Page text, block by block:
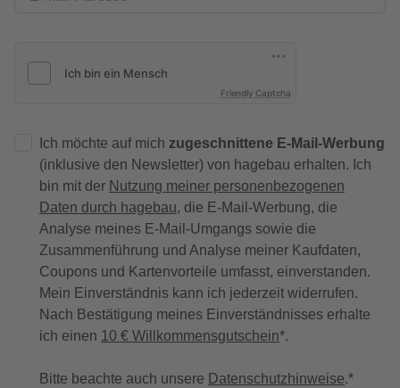
Friendly Captcha
Ich möchte auf mich zugeschnittene E-Mail-Werbung
(inklusive den Newsletter) von hagebau erhalten. Ich
bin mit der Nutzung meiner personenbezogenen
Daten durch hagebau, die E-Mail-Werbung, die
Analyse meines E-Mail-Umgangs sowie die
Zusammenführung und Analyse meiner Kaufdaten,
Coupons und Kartenvorteile umfasst, einverstanden.
Mein Einverständnis kann ich jederzeit widerrufen.
Nach Bestätigung meines Einverständnisses erhalte
ich einen 10 € Willkommensgutschein*.
Bitte beachte auch unsere Datenschutzhinweise.